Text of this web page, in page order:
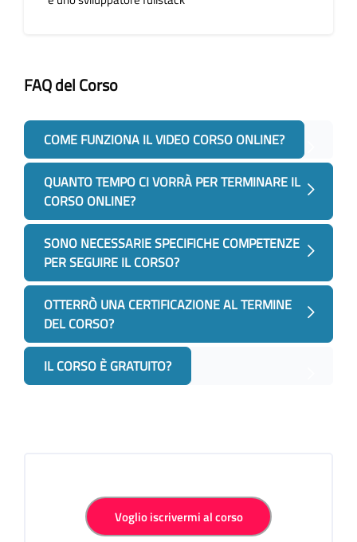
Salta [Cocoon] Accordion
FAQ del Corso
COME FUNZIONA IL VIDEO CORSO ONLINE?
QUANTO TEMPO CI VORRÀ PER TERMINARE IL
CORSO ONLINE?
SONO NECESSARIE SPECIFICHE COMPETENZE
PER SEGUIRE IL CORSO?
OTTERRÒ UNA CERTIFICAZIONE AL TERMINE
DEL CORSO?
IL CORSO È GRATUITO?
Voglio iscrivermi al corso